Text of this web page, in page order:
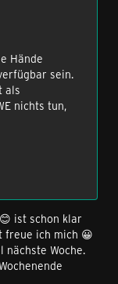
Hände
sein.
als
nichts tun,
ist schon klar
freue ich mich 😀
Woche.